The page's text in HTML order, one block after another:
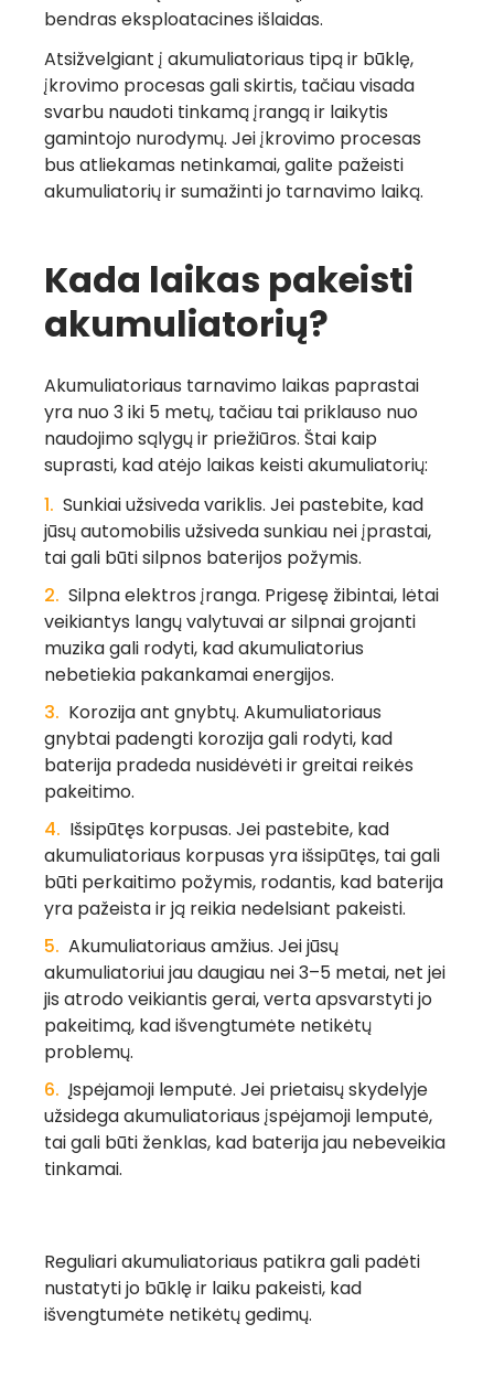
bendras eksploatacines išlaidas.
Atsižvelgiant į akumuliatoriaus tipą ir būklę,
įkrovimo procesas gali skirtis, tačiau visada
svarbu naudoti tinkamą įrangą ir laikytis
gamintojo nurodymų. Jei įkrovimo procesas
bus atliekamas netinkamai, galite pažeisti
akumuliatorių ir sumažinti jo tarnavimo laiką.
Kada laikas pakeisti
akumuliatorių?
Akumuliatoriaus tarnavimo laikas paprastai
yra nuo 3 iki 5 metų, tačiau tai priklauso nuo
naudojimo sąlygų ir priežiūros. Štai kaip
suprasti, kad atėjo laikas keisti akumuliatorių:
Sunkiai užsiveda variklis. Jei pastebite, kad
jūsų automobilis užsiveda sunkiau nei įprastai,
tai gali būti silpnos baterijos požymis.
Silpna elektros įranga. Prigesę žibintai, lėtai
veikiantys langų valytuvai ar silpnai grojanti
muzika gali rodyti, kad akumuliatorius
nebetiekia pakankamai energijos.
Korozija ant gnybtų. Akumuliatoriaus
gnybtai padengti korozija gali rodyti, kad
baterija pradeda nusidėvėti ir greitai reikės
pakeitimo.
Išsipūtęs korpusas. Jei pastebite, kad
akumuliatoriaus korpusas yra išsipūtęs, tai gali
būti perkaitimo požymis, rodantis, kad baterija
yra pažeista ir ją reikia nedelsiant pakeisti.
Akumuliatoriaus amžius. Jei jūsų
akumuliatoriui jau daugiau nei 3–5 metai, net jei
jis atrodo veikiantis gerai, verta apsvarstyti jo
pakeitimą, kad išvengtumėte netikėtų
problemų.
Įspėjamoji lemputė. Jei prietaisų skydelyje
užsidega akumuliatoriaus įspėjamoji lemputė,
tai gali būti ženklas, kad baterija jau nebeveikia
tinkamai.
Reguliari akumuliatoriaus patikra gali padėti
nustatyti jo būklę ir laiku pakeisti, kad
išvengtumėte netikėtų gedimų.
Greita rekomendacija
= nemokamas mėnuo
su LINQO
Daugiau informacijos